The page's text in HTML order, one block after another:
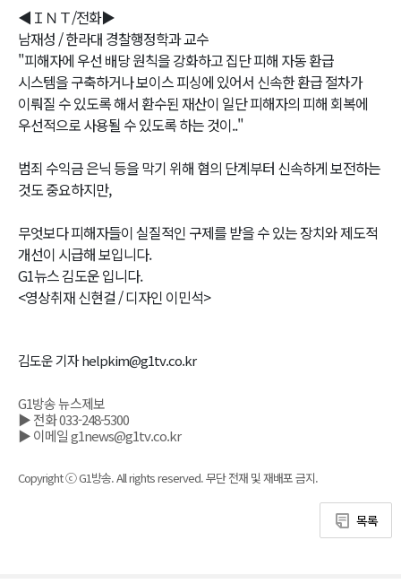
◀ＩＮＴ/전화▶
남재성 / 한라대 경찰행정학과 교수
"피해자에 우선 배당 원칙을 강화하고 집단 피해 자동 환급
시스템을 구축하거나 보이스 피싱에 있어서 신속한 환급 절차가
이뤄질 수 있도록 해서 환수된 재산이 일단 피해자의 피해 회복에
우선적으로 사용될 수 있도록 하는 것이.."
범죄 수익금 은닉 등을 막기 위해 혐의 단계부터 신속하게 보전하는
것도 중요하지만,
무엇보다 피해자들이 실질적인 구제를 받을 수 있는 장치와 제도적
개선이 시급해 보입니다.
G1뉴스 김도운 입니다.
<영상취재 신현걸 / 디자인 이민석>
김도운 기자 helpkim@g1tv.co.kr
G1방송 뉴스제보
▶ 전화 033-248-5300
▶ 이메일 g1news@g1tv.co.kr
Copyright ⓒ G1방송. All rights reserved. 무단 전재 및 재배포 금지.
목록